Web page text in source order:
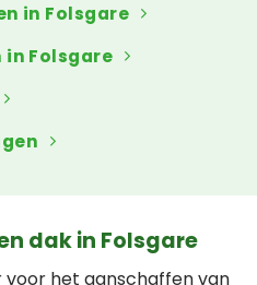
in Folsgare
in Folsgare
dak in Folsgare
voor het aanschaffen van